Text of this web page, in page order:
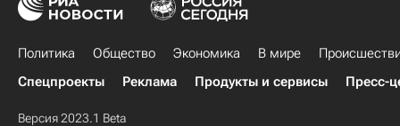
Политика Общество Экономика В мире
Спецпроекты
Реклама Продукты и сервисы Пресс-
Версия 2023.1 Beta